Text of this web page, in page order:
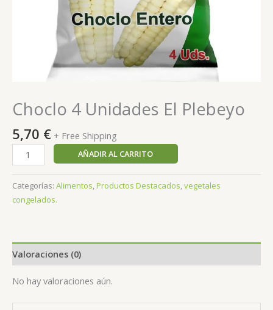
Choclo 4 Unidades El Plebeyo
5,70 € + Free Shipping
AÑADIR AL CARRITO
Categorías: Alimentos,Productos Destacados,vegetales
congelados.
Valoraciones (0)
No hay valoraciones aún.